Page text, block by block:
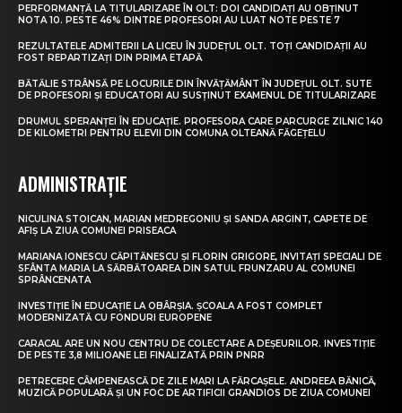
PERFORMANȚĂ LA TITULARIZARE ÎN OLT: DOI CANDIDAȚI AU OBȚINUT
NOTA 10. PESTE 46% DINTRE PROFESORI AU LUAT NOTE PESTE 7
REZULTATELE ADMITERII LA LICEU ÎN JUDEȚUL OLT. TOȚI CANDIDAȚII AU
FOST REPARTIZAȚI DIN PRIMA ETAPĂ
BĂTĂLIE STRÂNSĂ PE LOCURILE DIN ÎNVĂȚĂMÂNT ÎN JUDEȚUL OLT. SUTE
DE PROFESORI ȘI EDUCATORI AU SUSȚINUT EXAMENUL DE TITULARIZARE
DRUMUL SPERANȚEI ÎN EDUCAȚIE. PROFESORA CARE PARCURGE ZILNIC 140
DE KILOMETRI PENTRU ELEVII DIN COMUNA OLTEANĂ FĂGEȚELU
ADMINISTRAȚIE
NICULINA STOICAN, MARIAN MEDREGONIU ȘI SANDA ARGINT, CAPETE DE
AFIȘ LA ZIUA COMUNEI PRISEACA
MARIANA IONESCU CĂPITĂNESCU ȘI FLORIN GRIGORE, INVITAȚI SPECIALI DE
SFÂNTA MARIA LA SĂRBĂTOAREA DIN SATUL FRUNZARU AL COMUNEI
SPRÂNCENATA
INVESTIȚIE ÎN EDUCAȚIE LA OBÂRȘIA. ȘCOALA A FOST COMPLET
MODERNIZATĂ CU FONDURI EUROPENE
CARACAL ARE UN NOU CENTRU DE COLECTARE A DEȘEURILOR. INVESTIȚIE
DE PESTE 3,8 MILIOANE LEI FINALIZATĂ PRIN PNRR
PETRECERE CÂMPENEASCĂ DE ZILE MARI LA FĂRCAȘELE. ANDREEA BĂNICĂ,
MUZICĂ POPULARĂ ȘI UN FOC DE ARTIFICII GRANDIOS DE ZIUA COMUNEI